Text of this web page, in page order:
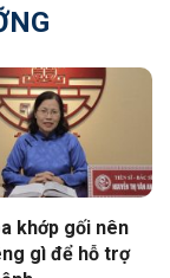
khớp gối nên
gì để hỗ trợ